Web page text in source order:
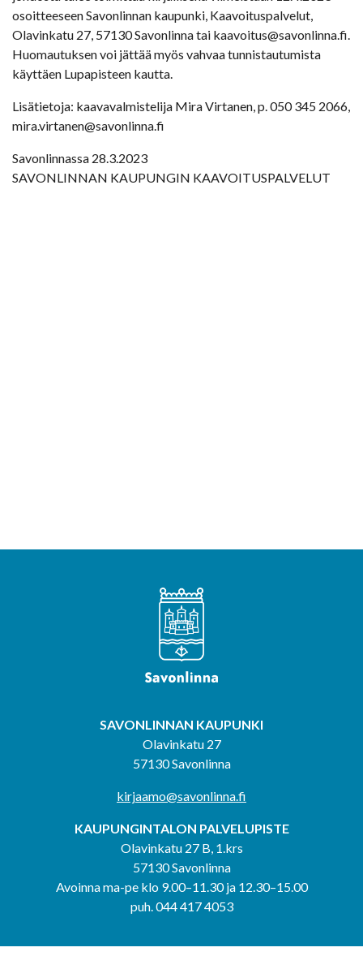
osoitteeseen Savonlinnan kaupunki, Kaavoituspalvelut,
Olavinkatu 27, 57130 Savonlinna tai kaavoitus@savonlinna.fi.
Huomautuksen voi jättää myös vahvaa tunnistautumista
käyttäen Lupapisteen kautta.
Lisätietoja: kaavavalmistelija Mira Virtanen, p. 050 345 2066,
mira.virtanen@savonlinna.fi
Savonlinnassa 28.3.2023
SAVONLINNAN KAUPUNGIN KAAVOITUSPALVELUT
SAVONLINNAN KAUPUNKI
Olavinkatu 27
57130 Savonlinna
kirjaamo@savonlinna.fi
KAUPUNGINTALON PALVELUPISTE
Olavinkatu 27 B, 1.krs
57130 Savonlinna
Avoinna ma-pe klo 9.00–11.30 ja 12.30–15.00
puh. 044 417 4053